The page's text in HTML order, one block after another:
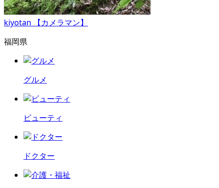
kiyotan 【カメラマン】
福岡県
グルメ
ビューティ
ドクター